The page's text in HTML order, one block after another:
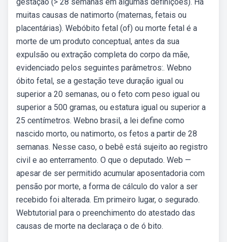
muitas causas de natimorto (maternas, fetais ou
placentárias). Webóbito fetal (of) ou morte fetal é a
morte de um produto conceptual, antes da sua
expulsão ou extração completa do corpo da mãe,
evidenciado pelos seguintes parâmetros:. Webno
óbito fetal, se a gestação teve duração igual ou
superior a 20 semanas, ou o feto com peso igual ou
superior a 500 gramas, ou estatura igual ou superior a
25 centímetros. Webno brasil, a lei define como
nascido morto, ou natimorto, os fetos a partir de 28
semanas. Nesse caso, o bebê está sujeito ao registro
civil e ao enterramento. O que o deputado. Web —
apesar de ser permitido acumular aposentadoria com
pensão por morte, a forma de cálculo do valor a ser
recebido foi alterada. Em primeiro lugar, o segurado.
Webtutorial para o preenchimento do atestado das
causas de morte na declaraça o de ó bito.